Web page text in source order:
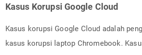
Kasus Korupsi Google Cloud
Kasus korupsi Google Cloud adalah
kasus korupsi laptop Chromebook.